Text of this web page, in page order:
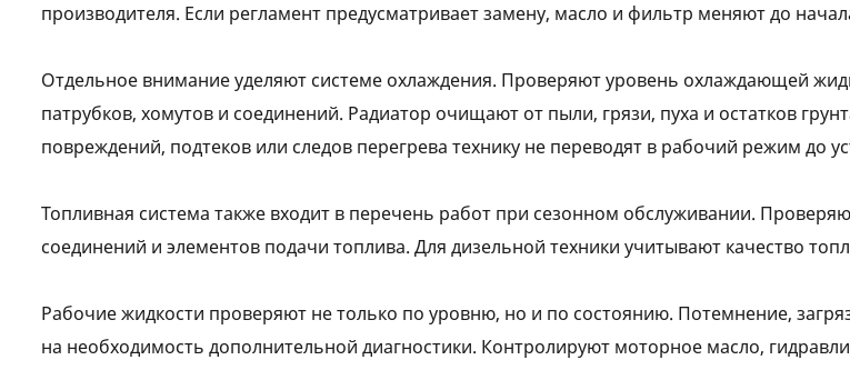
производителя. Если регламент предусматривает замену, масло и фильтр меняют до
Отдельное внимание уделяют системе охлаждения. Проверяют уровень охлаждающей
патрубков, хомутов и соединений. Радиатор очищают от пыли, грязи, пуха и остатков
повреждений, подтеков или следов перегрева технику не переводят в рабочий режим до
Топливная система также входит в перечень работ при сезонном обслуживании.
соединений и элементов подачи топлива. Для дизельной техники учитывают качество
Рабочие жидкости проверяют не только по уровню, но и по состоянию. Потемнение,
на необходимость дополнительной диагностики. Контролируют моторное масло,